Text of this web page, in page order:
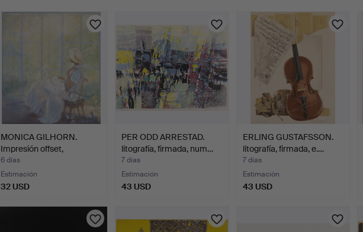
curso
MONICA GILHORN.
Impresión offset,
numerada…
6 días
Estimación
32 USD
PER ODD ARRESTAD.
litografía, firmada, num…
7 días
Estimación
43 USD
ERLING GUSTAFSSON.
litografía, firmada, e.…
7 días
Estimación
43 USD